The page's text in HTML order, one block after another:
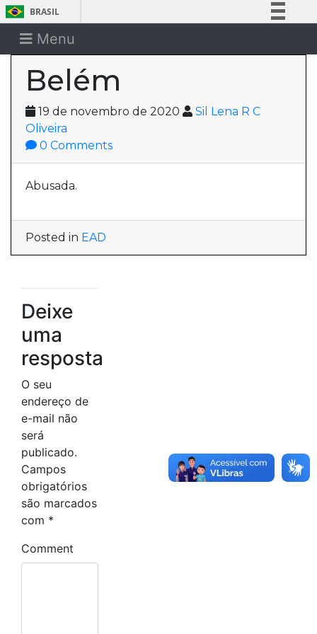
BRASIL
Comunica BR
Legislação
Menu
Belém
19 de novembro de 2020
Sil Lena R C
Oliveira
0 Comments
Abusada.
Posted in EAD
Deixe
uma
resposta
O seu
endereço de
e-mail não
será
publicado.
Campos
obrigatórios
são marcados
com *
Comment